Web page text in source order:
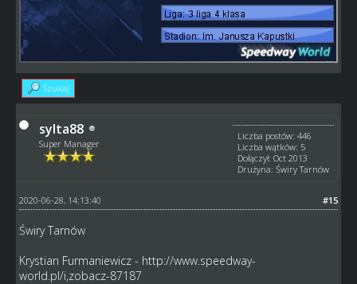
Szukaj
sylta88
Super Manager
Liczba postów: 446
Liczba wątków: 5
Dołączył: Oct 2013
Drużyna: Świry Tarnów
#15
2020-06-28, 14:13:40
Świry Tarnów
Krystian Furmaniewicz - http://www.speedway-
world.pl/i,zobacz-87187